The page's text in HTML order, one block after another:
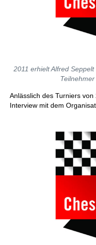
2011 erhielt Alfred
Anlässlich des Turniers
Interview mit dem